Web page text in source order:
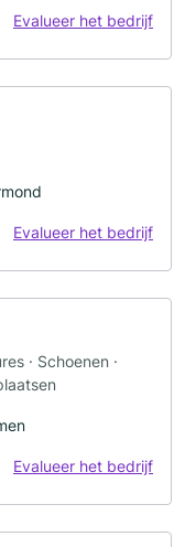
Evalueer het bedrijf
Evalueer het bedrijf
· Schoenen ·
Evalueer het bedrijf